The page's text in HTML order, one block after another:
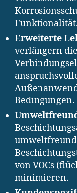
Funktionalität.
Erweiterte
verlängern
Bedingungen.
von VOCs
minimieren.